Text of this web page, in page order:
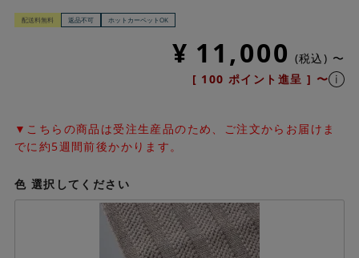
配送料無料 返品不可 ホットカーペットOK
¥ 11,000 税込
〜
[ 100 ポイント進呈 ] 〜
▼こちらの商品は受注生産品のため、ご注文からお届けま
でに約5週間前後かかります。
色 選択してください